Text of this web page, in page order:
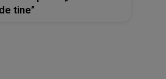
de tine”